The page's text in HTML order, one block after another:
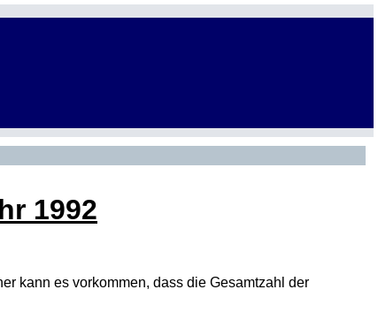
1992
kann es vorkommen, dass die Gesamtzahl der